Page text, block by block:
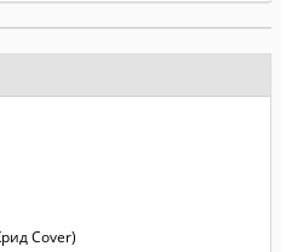
Cover)